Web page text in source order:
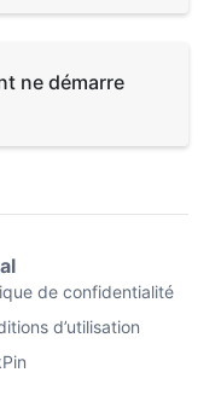
ne démarre
de confidentialité
d’utilisation